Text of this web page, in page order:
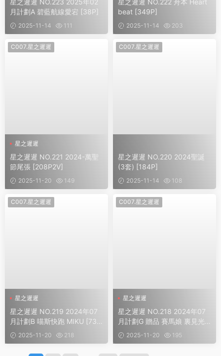
星之遲遲 NO.223 2025年02
月計劃A 碧藍航線愛宕 [38P]
2025-11-14 111
星之遲遲 NO.222 舟本 Heart
beat [349P]
2025-11-14 203
C007.星之遲遲
星之遲遲
星之遲遲 NO.221 2024-萬聖
節尾張 [208P2V]
2025-11-20 149
C007.星之遲遲
星之遲遲 NO.220 2024聖誕
(3套) [184P]
2025-11-14 108
C007.星之遲遲
星之遲遲
星之遲遲 NO.219 2024年07
月計劃B 喵斯快跑 MIKU [73P
1V]2025-11-20 218
C007.星之遲遲
星之遲遲
星之遲遲 NO.218 2024年07
月計劃G 贈品 賽馬娘 裏見光
鑽 夢想的回應 [48P1V]
2025-11-20 195